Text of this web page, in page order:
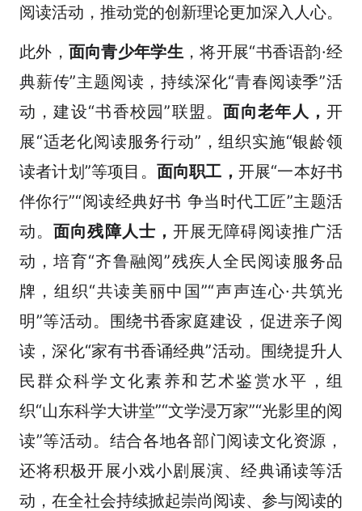
阅读活动，推动党的创新理论更加深入人心。
此外， 面向青少年学生 ，将开展“书香语韵·经
典薪传”主题阅读，持续深化“青春阅读季”活
动，建设“书香校园”联盟。面向老年人，开
展“适老化阅读服务行动”，组织实施“银龄领
读者计划”等项目。 面向职工， 开展“一本好书
伴你行”“阅读经典好书 争当时代工匠”主题活
动。面向残障人士， 开展无障碍阅读推广活
动，培育“齐鲁融阅”残疾人全民阅读服务品
牌，组织“共读美丽中国”“声声连心·共筑光
明”等活动。围绕书香家庭建设，促进亲子阅
读，深化“家有书香诵经典”活动。围绕提升人
民群众科学文化素养和艺术鉴赏水平，组
织“山东科学大讲堂”“文学浸万家”“光影里的阅
读”等活动。结合各地各部门阅读文化资源，
还将积极开展小戏小剧展演、经典诵读等活
动，在全社会持续掀起崇尚阅读、参与阅读的